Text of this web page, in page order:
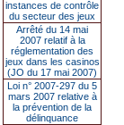
instances de contrôle
du secteur des jeux
Arrêté du 14 mai
2007 relatif à la
réglementation des
jeux dans les casinos
(JO du 17 mai 2007)
Loi n° 2007-297 du 5
mars 2007 relative à
la prévention de la
délinquance